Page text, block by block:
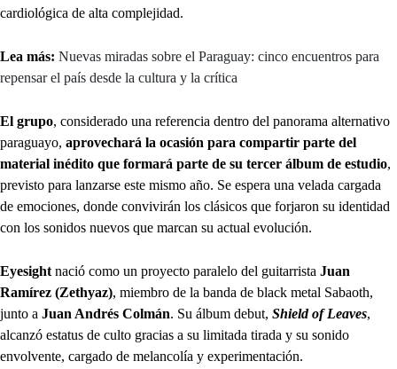
cardiológica de alta complejidad.
Lea más: Nuevas miradas sobre el Paraguay: cinco encuentros para
repensar el país desde la cultura y la crítica
El grupo, considerado una referencia dentro del panorama alternativo
paraguayo, aprovechará la ocasión para compartir parte del
material inédito que formará parte de su tercer álbum de estudio,
previsto para lanzarse este mismo año. Se espera una velada cargada
de emociones, donde convivirán los clásicos que forjaron su identidad
con los sonidos nuevos que marcan su actual evolución.
Eyesight nació como un proyecto paralelo del guitarrista Juan
Ramírez (Zethyaz), miembro de la banda de black metal Sabaoth,
junto a Juan Andrés Colmán. Su álbum debut, Shield of Leaves,
alcanzó estatus de culto gracias a su limitada tirada y su sonido
envolvente, cargado de melancolía y experimentación.